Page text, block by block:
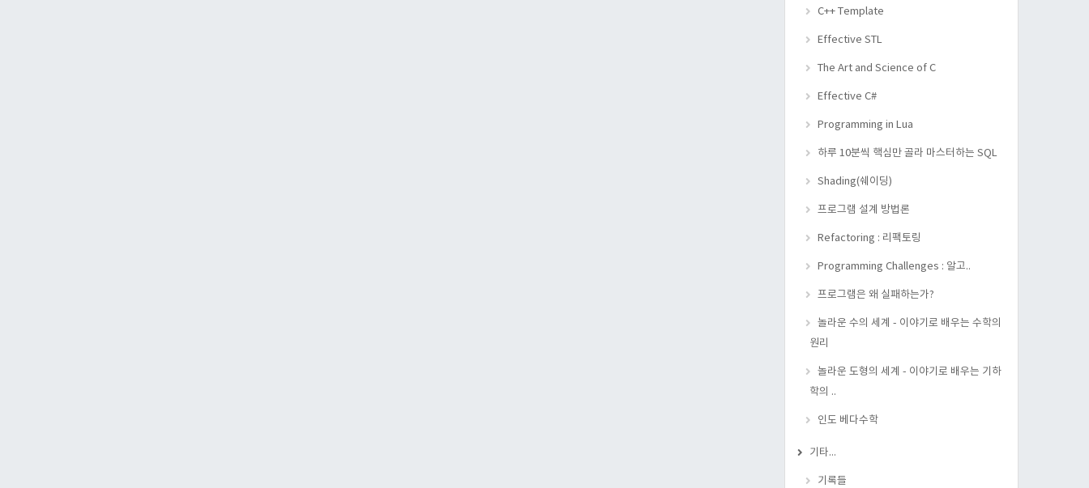
C++ Template
Effective STL
The Art and Science of C
Effective C#
Programming in Lua
하루 10분씩 핵심만 골라 마스터하는 SQL
Shading(쉐이딩)
프로그램 설계 방법론
Refactoring : 리팩토링
Programming Challenges : 알고..
프로그램은 왜 실패하는가?
놀라운 수의 세계 - 이야기로 배우는 수학의
원리
놀라운 도형의 세계 - 이야기로 배우는 기하
학의 ..
인도 베다수학
기타...
기록들